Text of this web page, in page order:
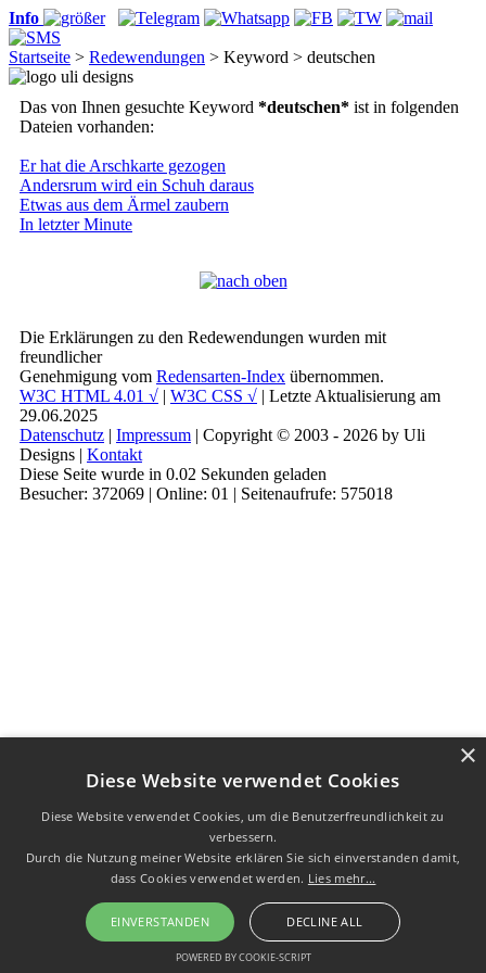
Info
Startseite > Redewendungen > Keyword > deutschen
Das von Ihnen gesuchte Keyword *deutschen* ist in folgenden
Dateien vorhanden:
Er hat die Arschkarte gezogen
Andersrum wird ein Schuh daraus
Etwas aus dem Ärmel zaubern
In letzter Minute
Die Erklärungen zu den Redewendungen wurden mit
freundlicher
Genehmigung vom Redensarten-Index übernommen.
W3C HTML 4.01 √ | W3C CSS √ | Letzte Aktualisierung am
29.06.2025
Datenschutz | Impressum | Copyright © 2003 - 2026 by Uli
Designs | Kontakt
Diese Seite wurde in 0.02 Sekunden geladen
Besucher: 372069 | Online: 01 | Seitenaufrufe: 575018
Diese Website verwendet Cookies
Diese Website verwendet Cookies, um die Benutzerfreundlichkeit zu
verbessern.
Durch die Nutzung meiner Website erklären Sie sich einverstanden damit,
dass Cookies verwendet werden. Lies mehr...
EINVERSTANDEN DECLINE ALL
POWERED BY COOKIE-SCRIPT
×